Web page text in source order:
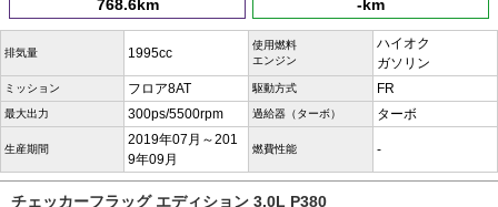
768.6km -km
排気量 1995cc
使用燃料
エンジン
ハイオク
ガソリン
ミッション フロア8AT 駆動方式 FR
最大出力 300ps/5500rpm 過給器（ターボ） ターボ
生産期間
2019年07月～201
9年09月
燃費性能 -
チェッカーフラッグ エディション 3.0L P380